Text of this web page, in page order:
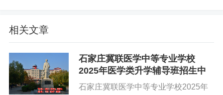
相关文章
石家庄冀联医学中等专业学校
2025年医学类升学辅导班招生中
石家庄冀联医学中等专业学校2025年